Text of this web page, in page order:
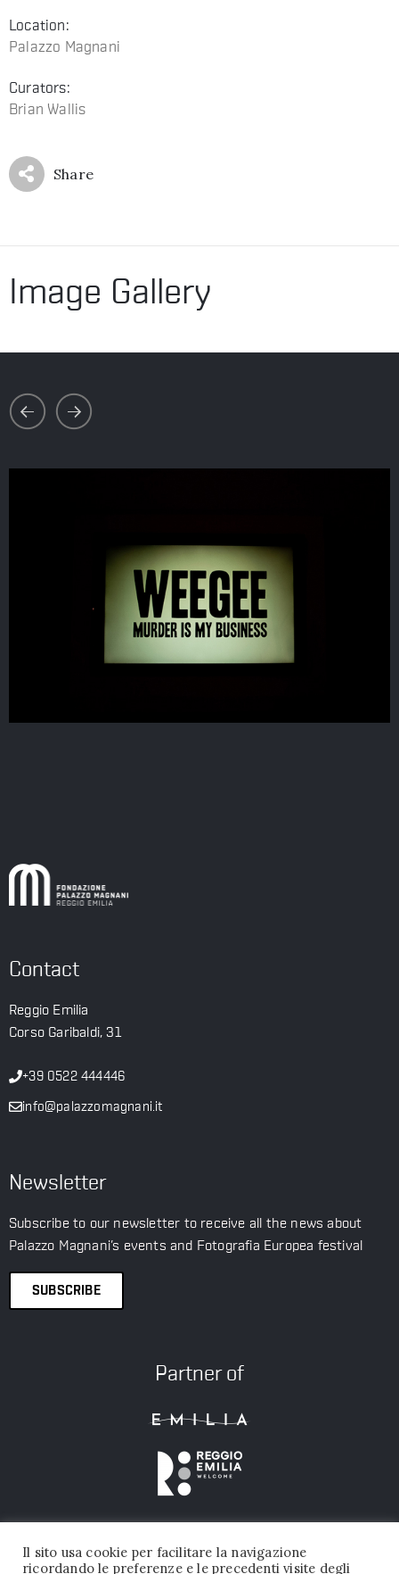
Location:
Palazzo Magnani
Curators:
Brian Wallis
Share
Image Gallery
Contact
Reggio Emilia
Corso Garibaldi, 31
+39 0522 444446
info@palazzomagnani.it
Newsletter
Subscribe to our newsletter to receive all the news about
Palazzo Magnani’s events and Fotografia Europea festival
SUBSCRIBE
Partner of
Il sito usa cookie per facilitare la navigazione
ricordando le preferenze e le precedenti visite degli